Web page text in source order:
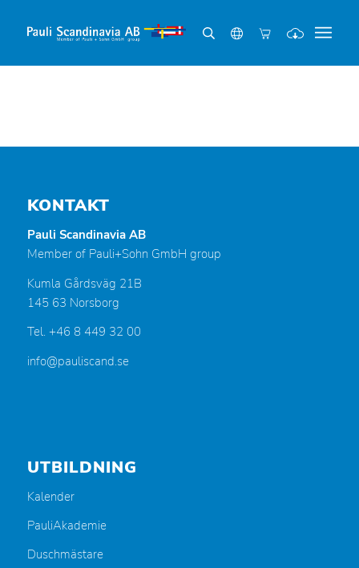
KONTAKT
Pauli Scandinavia AB
Member of Pauli+Sohn GmbH group
Kumla Gårdsväg 21B
145 63 Norsborg
Tel. +46 8 449 32 00
info@pauliscand.se
UTBILDNING
Kalender
PauliAkademie
Duschmästare